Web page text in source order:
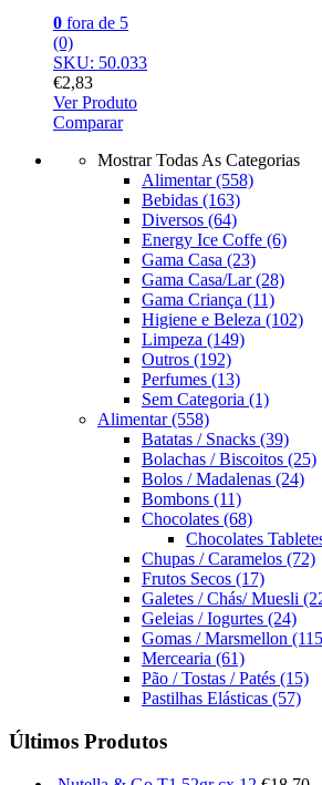
0 fora de 5
(0)
SKU: 50.033
€2,83
Ver Produto
Comparar
Mostrar Todas As Categorias
Alimentar(558)
Bebidas (163)
Diversos (64)
Energy Ice Coffe (6)
Gama Casa (23)
Gama Casa/Lar(28)
Gama Criança (11)
Higiene e Beleza (102)
Limpeza (149)
Outros (192)
Perfumes (13)
Sem Categoria (1)
Alimentar(558)
Batatas / Snacks (39)
Bolachas / Biscoitos (25)
Bolos / Madalenas (24)
Bombons (11)
Chocolates (68)
Chocolates
Chupas / Caramelos (72)
Frutos Secos (17)
Galetes / Chás/ Muesli
Geleias / Iogurtes (24)
Gomas / Marsmellon
Mercearia (61)
Pão / Tostas / Patés (15)
Pastilhas Elásticas (57)
Últimos Produtos